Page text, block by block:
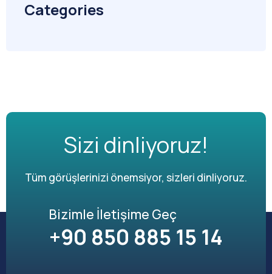
Categories
Sizi dinliyoruz!
Tüm görüşlerinizi önemsiyor, sizleri dinliyoruz.
Bizimle İletişime Geç
+90 850 885 15 14